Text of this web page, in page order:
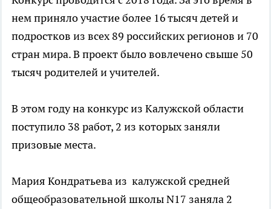
нем приняло участие более 16 тысяч детей и
подростков из всех 89 российских регионов и 70
стран мира. В проект было вовлечено свыше 50
тысяч родителей и учителей.
В этом году на конкурс из Калужской области
поступило 38 работ, 2 из которых заняли
призовые места.
Мария Кондратьева из калужской средней
общеобразовательной школы N17 заняла 2